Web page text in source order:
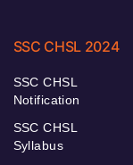
SSC CHSL 2024
SSC CHSL
Notification
SSC CHSL
Syllabus